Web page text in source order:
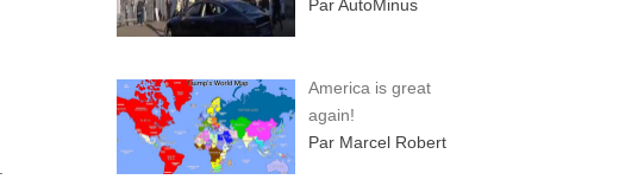
Par AutoMinus
America is great
again!
Par Marcel Robert